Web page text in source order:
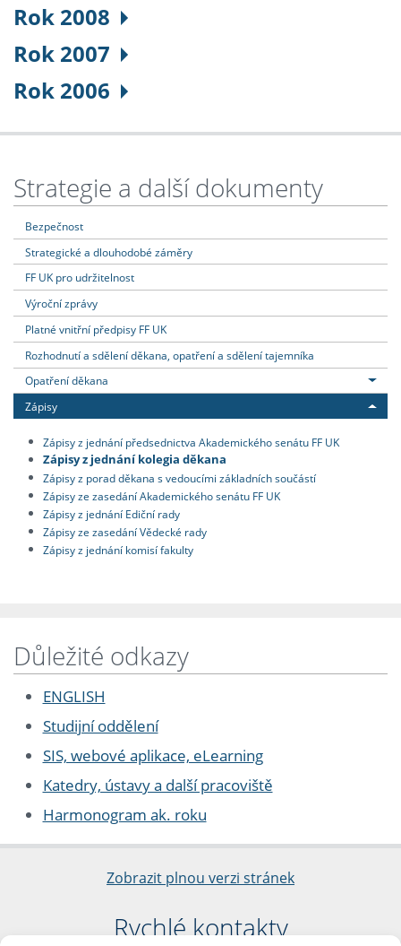
Rok 2008
Rok 2007
Rok 2006
Strategie a další dokumenty
Bezpečnost
Strategické a dlouhodobé záměry
FF UK pro udržitelnost
Výroční zprávy
Platné vnitřní předpisy FF UK
Rozhodnutí a sdělení děkana, opatření a sdělení tajemníka
Opatření děkana
Zápisy
Zápisy z jednání předsednictva Akademického senátu FF UK
Zápisy z jednání kolegia děkana
Zápisy z porad děkana s vedoucími základních součástí
Zápisy ze zasedání Akademického senátu FF UK
Zápisy z jednání Ediční rady
Zápisy ze zasedání Vědecké rady
Zápisy z jednání komisí fakulty
Důležité odkazy
ENGLISH
Studijní oddělení
SIS, webové aplikace, eLearning
Katedry, ústavy a další pracoviště
Harmonogram ak. roku
Zobrazit plnou verzi stránek
Rychlé kontakty